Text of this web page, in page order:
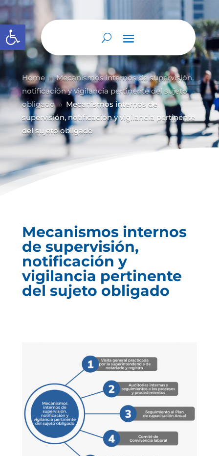
Abrir barra de herramientas
Home 9 Mecanismos internos de supervisión,
notificación y vigilancia pertinente del sujeto
obligado 9 Mecanismos internos de
supervisión, notificación y vigilancia pertinente
del sujeto obligado
Mecanismos internos
de supervisión,
notificación y
vigilancia pertinente
del sujeto obligado